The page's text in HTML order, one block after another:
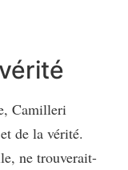
Camilleri
de la vérité.
ne trouverait-